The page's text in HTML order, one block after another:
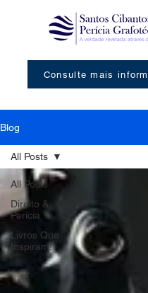
Consulte mais
Blog
All Posts
Direito &
Perícia
Livros Que
Inspiram!
All Posts